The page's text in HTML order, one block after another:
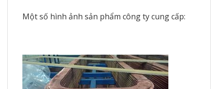
Một số hình ảnh sản phẩm công ty cung cấp: